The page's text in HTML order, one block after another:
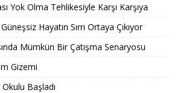
Yok Olma Tehlikesiyle Karşı Karşıya
Hayatın Sırrı Ortaya Çıkıyor
Mümkün Bir Çatışma Senaryosu
Gizemi
Başladı